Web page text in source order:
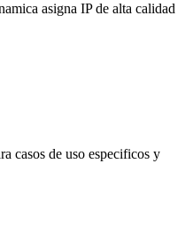
asigna IP de alta calidad
casos de uso especificos y